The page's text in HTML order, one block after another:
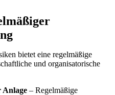
bietet eine regelmäßige
und organisatorische
Anlage – Regelmäßige